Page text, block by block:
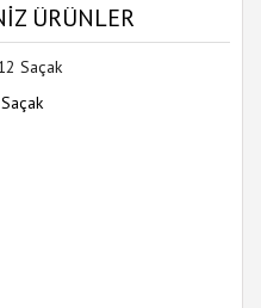
ÜRÜNLER